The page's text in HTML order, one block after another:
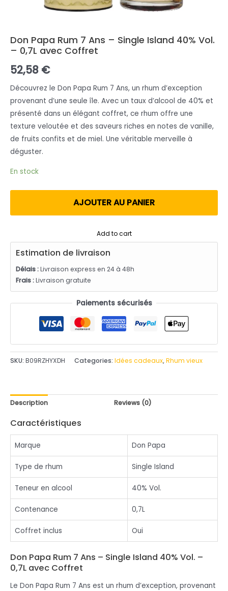
Don Papa Rum 7 Ans – Single Island 40% Vol.
– 0,7L avec Coffret
52,58 €
Découvrez le Don Papa Rum 7 Ans, un rhum d’exception
provenant d’une seule île. Avec un taux d’alcool de 40% et
présenté dans un élégant coffret, ce rhum offre une
texture veloutée et des saveurs riches en notes de vanille,
de fruits confits et de miel. Une véritable merveille à
déguster.
En stock
AJOUTER AU PANIER
Add to cart
Estimation de livraison
Délais :Livraison express en 24 à 48h
Frais :Livraison gratuite
Paiements sécurisés
SKU: B09RZHYXDH Categories: Idées cadeaux,Rhum vieux
Description Reviews (0)
Caractéristiques
Marque Don Papa
Type de rhum Single Island
Teneur en alcool 40% Vol.
Contenance 0,7L
Coffret inclus Oui
Don Papa Rum 7 Ans – Single Island 40% Vol. –
0,7L avec Coffret
Le Don Papa Rum 7 Ans est un rhum d’exception, provenant